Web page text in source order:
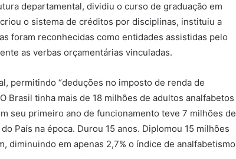
departamental, dividiu o curso de graduação em
o sistema de créditos por disciplinas, instituiu a
foram reconhecidas como entidades assistidas pelo
as verbas orçamentárias vinculadas.
permitindo “deduções no imposto de renda de
Brasil tinha mais de 18 milhões de adultos analfabetos
seu primeiro ano de funcionamento teve 7 milhões de
País na época. Durou 15 anos. Diplomou 15 milhões
diminuindo em apenas 2,7% o índice de analfabetismo